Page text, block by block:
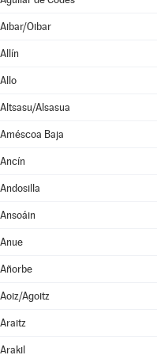
Aibar/Oibar
Allín
Allo
Altsasu/Alsasua
Améscoa Baja
Ancín
Andosilla
Ansoáin
Anue
Añorbe
Aoiz/Agoitz
Araitz
Arakil